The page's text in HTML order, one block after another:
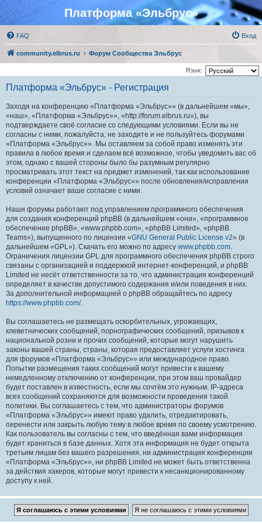
Платформа «Эльбрус»
FAQ Вход
community.elbrus.ru Форум Сообщества Эльбрус
Язык:
Платформа «Эльбрус» - Регистрация
Заходя на конференцию «Платформа «Эльбрус»» (в дальнейшем «мы»,
«наш», «Платформа «Эльбрус»», «http://forum.elbrus.ru»), вы
подтверждаете своё согласие со следующими условиями. Если вы не
согласны с ними, пожалуйста, не заходите и не пользуйтесь форумами
«Платформа «Эльбрус»». Мы оставляем за собой право изменять эти
правила в любое время и сделаем всё возможное, чтобы уведомить вас об
этом, однако с вашей стороны было бы разумным регулярно
просматривать этот текст на предмет изменений, так как использование
конференции «Платформа «Эльбрус»» после обновления/исправления
условий означает ваше согласие с ними.
Наши форумы работают под управлением программного обеспечения
для создания конференций phpBB (в дальнейшем «они», «программное
обеспечение phpBB», «www.phpbb.com», «phpBB Limited», «phpBB
Teams»), выпущенного по лицензии «GNU General Public License v2» (в
дальнейшем «GPL»). Скачать его можно по адресу www.phpbb.com.
Ограничения лицензии GPL для программного обеспечения phpBB строго
связаны с организацией и поддержкой интернет-конференций, и phpBB
Limited не несёт ответственности за то, что администрация конференций
определяет в качестве допустимого содержания и/или поведения в них.
За дополнительной информацией о phpBB обращайтесь по адресу
https://www.phpbb.com/.
Вы соглашаетесь не размещать оскорбительных, угрожающих,
клеветнических сообщений, порнографических сообщений, призывов к
национальной розни и прочих сообщений, которые могут нарушить
законы вашей страны, страны, которая предоставляет услуги хостинга
для форумов «Платформа «Эльбрус»» или международное право.
Попытки размещения таких сообщений могут привести к вашему
немедленному отключению от конференции, при этом ваш провайдер
будет поставлен в известность, если мы сочтём это нужным. IP-адреса
всех сообщений сохраняются для возможности проведения такой
политики. Вы соглашаетесь с тем, что администраторы форумов
«Платформа «Эльбрус»» имеют право удалить, отредактировать,
перенести или закрыть любую тему в любое время по своему усмотрению.
Как пользователь вы согласны с тем, что введённая вами информация
будет храниться в базе данных. Хотя эта информация не будет открыта
третьим лицам без вашего разрешения, ни администрация конференции
«Платформа «Эльбрус»», ни phpBB Limited не может быть ответственна
за действия хакеров, которые могут привести к несанкционированному
доступу к ней.